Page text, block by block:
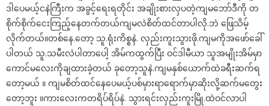
ဒါပေမယ့်ငနဲကြီးက အခွင့်ရေးရတိုင်း အချိုးစားလှပတဲ့ကျမဘော်ဒီကို တ
စိုက်စိုက်ငေးကြည့်နေတက်တယ်ကျမလဲစိတ်ထင်တာပါလို.ဘဲ ဖြေသိမ့်
လိုက်တယ်။တစ်နေ.တော့ သူ.ရုံးကိစ္စနဲ. လှည်းကူးသွားဖို.ကျမကိုအဖော်ခေါ်
ပါတယ် သူ.သမီးလဲပါတာပေါ့ အိမ်ကထွက်ပြီး ဝင်ဒါမီယာ သူအမျိုးအိမ်မှာ
ကောင်မလေးကိုချထားခဲ့တယ် ခုတော့သူနဲ.ကျမနှစ်ယောက်ထဲခရီးဆက်ရ
တော့မယ် ။ ကျမစိတ်ထင်နေပေမယ့်ပစ်မှားရာရောက်မှာဆိုးလို့ဆက်မတွေး
တော့ဘူး ။ကားလေးကတရိပ်ရိပ်နဲ. သွားရင်းလှည်းကူးမြို.ထဲဝင်လာပါ